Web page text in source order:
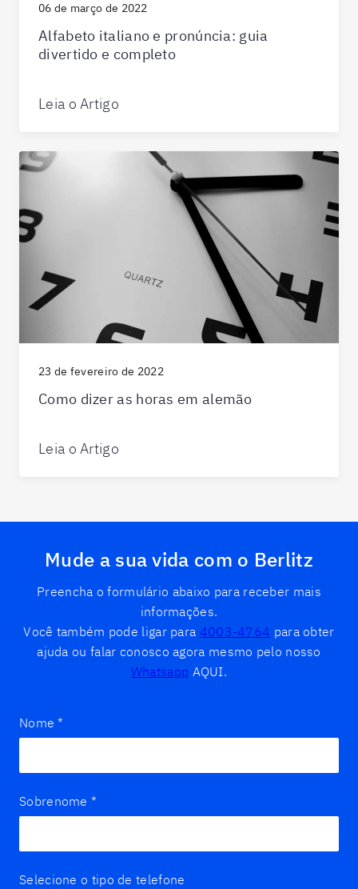
06 de março de 2022
Alfabeto italiano e pronúncia: guia
divertido e completo
Leia o Artigo
23 de fevereiro de 2022
Como dizer as horas em alemão
Leia o Artigo
Mude a sua vida com o Berlitz
Preencha o formulário abaixo para receber mais
informações.
Você também pode ligar para 4003-4764 para obter
ajuda ou falar conosco agora mesmo pelo nosso
Whatsapp AQUI.
Nome *
Sobrenome *
Selecione o tipo de telefone